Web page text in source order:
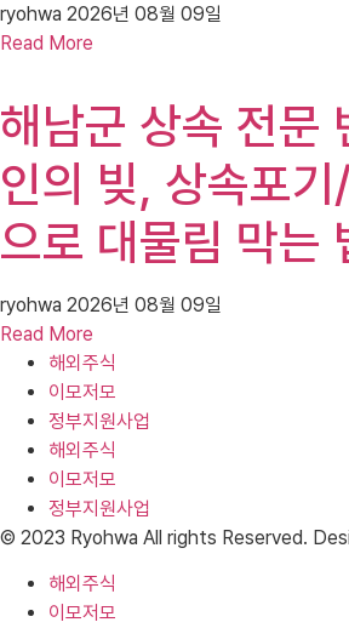
ryohwa 2026년 08월 09일
Read More
해남군 상속 전문
인의 빚, 상속포기
으로 대물림 막는
ryohwa 2026년 08월 09일
Read More
해외주식
이모저모
정부지원사업
해외주식
이모저모
정부지원사업
© 2023 Ryohwa All rights Reserved.
해외주식
이모저모